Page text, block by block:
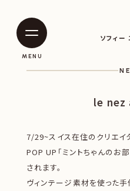
ソフィー
MENU
le nez
7/29~スイス在住のクリエ
POP UP「ミントちゃんのお
されます。
ヴィンテージ素材を使った